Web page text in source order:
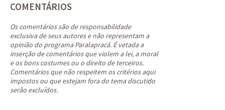
COMENTÁRIOS
Os comentários são de responsabilidade
exclusiva de seus autores e não representam a
opinião do programa Paralapracá. É vetada a
inserção de comentários que violem a lei, a moral
e os bons costumes ou o direito de terceiros.
Comentários que não respeitem os critérios aqui
impostos ou que estejam fora do tema discutido
serão excluídos.